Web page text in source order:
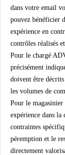
dans votre email
pouvez bénéficier
expérience en
contrôles réalisés
Pour le chargé
précisément
doivent être
les volumes de
Pour le
expérience dans
contraintes
péremption et le
directement